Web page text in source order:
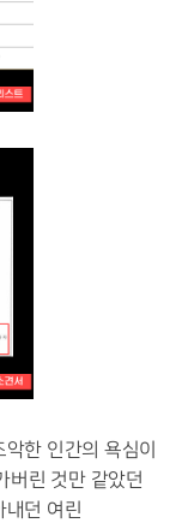
한 인간의 욕심이
버린 것만 같았던
내던 여린